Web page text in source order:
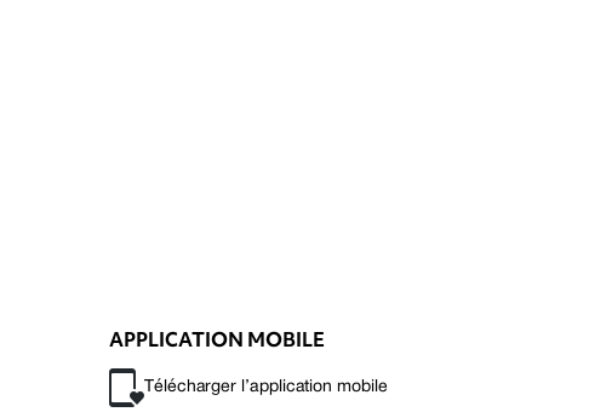
APPLICATION MOBILE
Télécharger l’application mobile